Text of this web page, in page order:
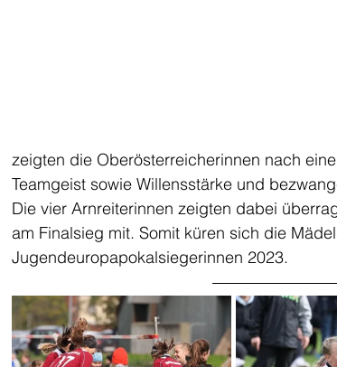
zeigten die Oberösterreicherinnen nach
Teamgeist sowie Willensstärke und
Die vier Arnreiterinnen zeigten dabei
am Finalsieg mit. Somit küren sich die
Jugendeuropapokalsiegerinnen 2023.